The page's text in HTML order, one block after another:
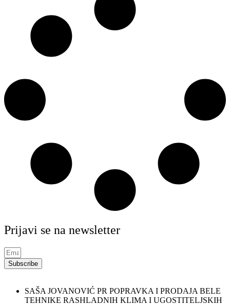
Prijavi se na newsletter
Subscribe
SAŠA JOVANOVIĆ PR POPRAVKA I PRODAJA BELE
TEHNIKE RASHLADNIH KLIMA I UGOSTITELJSKIH